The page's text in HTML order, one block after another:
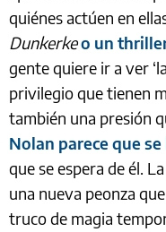
quiénes actúen en
Dunkerkeo un
gente quiere ir a ver
privilegio que tienen
también una presión
Nolan parece que
que se espera de él.
una nueva peonza
truco de magia